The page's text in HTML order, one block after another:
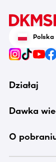
Polska
Działaj
Dawka
O